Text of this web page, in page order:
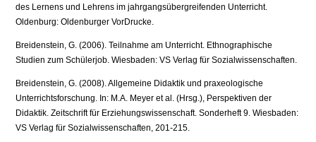
des Lernens und Lehrens im jahrgangsübergreifenden Unterricht.
Oldenburg: Oldenburger VorDrucke.
Breidenstein, G. (2006). Teilnahme am Unterricht. Ethnographische
Studien zum Schülerjob. Wiesbaden: VS Verlag für Sozialwissenschaften.
Breidenstein, G. (2008). Allgemeine Didaktik und praxeologische
Unterrichtsforschung. In: M.A. Meyer et al. (Hrsg.), Perspektiven der
Didaktik. Zeitschrift für Erziehungswissenschaft. Sonderheft 9. Wiesbaden:
VS Verlag für Sozialwissenschaften, 201-215.